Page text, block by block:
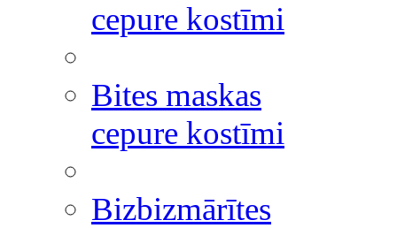
cepure kostīmi
Bites maskas
cepure kostīmi
Bizbizmārītes